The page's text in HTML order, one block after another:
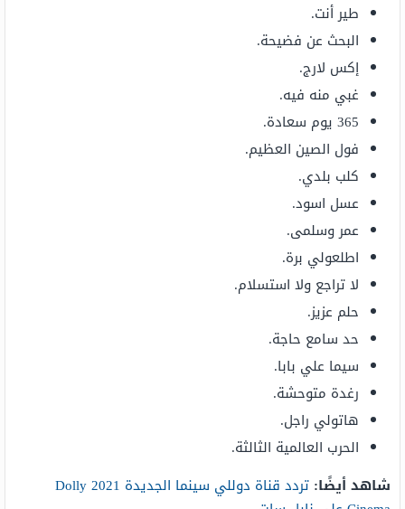
طير أنت.
البحث عن فضيحة.
إكس لارج.
غبي منه فيه.
365 يوم سعادة.
فول الصين العظيم.
كلب بلدي.
عسل اسود.
عمر وسلمى.
اطلعولي برة.
لا تراجع ولا استسلام.
حلم عزيز.
حد سامع حاجة.
سيما علي بابا.
رغدة متوحشة.
هاتولي راجل.
الحرب العالمية الثالثة.
شاهد أيضًا:
تردد قناة دوللي سينما الجديدة 2021 Dolly